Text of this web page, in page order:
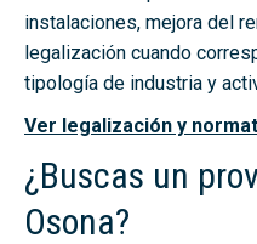
instalaciones, mejora del
legalización cuando
tipología de industria y
Ver legalización y
¿Buscas un
Osona?